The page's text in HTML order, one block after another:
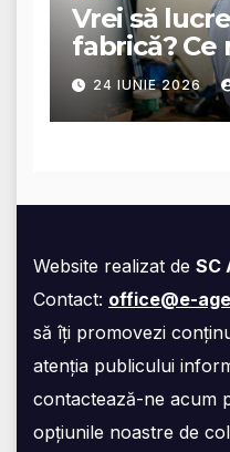
Vrei să
fabrică?
disponibile
acestea
24 IUNIE 2026
Website realizat de SC
Contact: office@e-
să îți promovezi
atenția publicului
contactează-ne acum
opțiunile noastre de